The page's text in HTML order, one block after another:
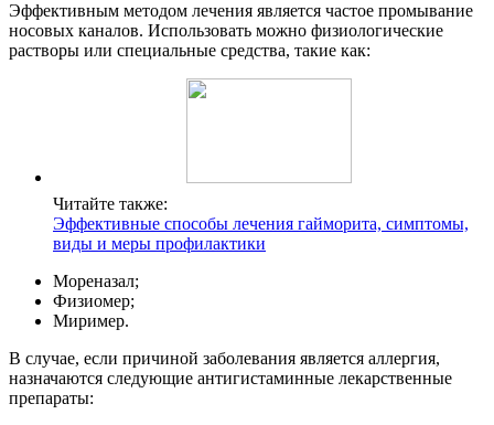
Эффективным методом лечения является частое промывание
носовых каналов. Использовать можно физиологические
растворы или специальные средства, такие как:
Читайте также:
Эффективные способы лечения гайморита, симптомы,
виды и меры профилактики
Мореназал;
Физиомер;
Миример.
В случае, если причиной заболевания является аллергия,
назначаются следующие антигистаминные лекарственные
препараты: